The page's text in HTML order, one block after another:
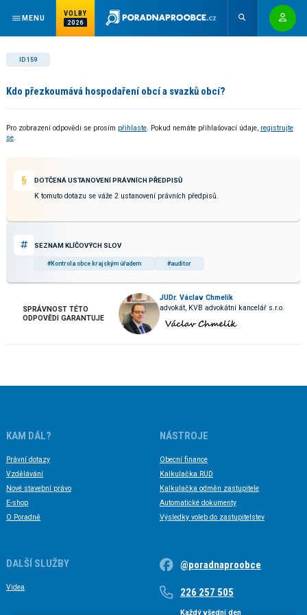
MENU
VOLBY
2026
ID 159
Kdo přezkoumává hospodaření obcí a svazků obcí?
Pro zobrazení odpovědi se prosím přihlaste. Pokud nemáte přihlašovací údaje, registrujte
se.
DOTČENÁ USTANOVENÍ PRÁVNÍCH PŘEDPISŮ
K tomuto dotazu se váže 2 ustanovení právních předpisů.
SEZNAM KLÍČOVÝCH SLOV
#Kontrola obce krajským úřadem #auditor
SPRÁVNOST TÉTO
ODPOVĚDI GARANTUJE
JUDr. Václav Chmelík
advokát, KVB advokátní kancelář s.r.o.
KAM DÁL?
Právní dotazy
Vzdělávání
Nové stavební právo
E-shop
O Poradně
NÁSTROJE
Obecní finance
Kalkulačka RUD
Kalkulačka odměn zastupitele
Automatické dokumenty
Výsledky voleb do zastupitelstev
DALŠÍ SLUŽBY
Videa
@poradnaproobce
226 257 505
Každý všední den